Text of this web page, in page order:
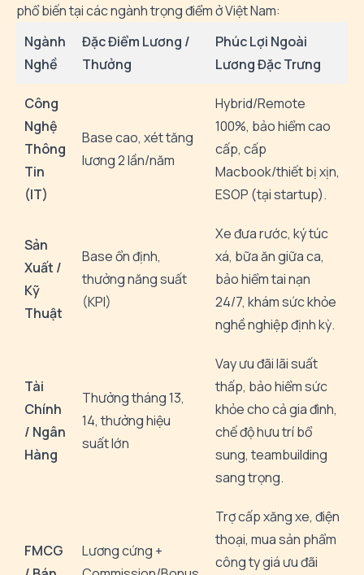
phổ biến tại các ngành trọng điểm ở Việt Nam:
Ngành
Nghề
Đặc Điểm Lương /
Thưởng
Phúc Lợi Ngoài
Lương Đặc Trưng
Công
Nghệ
Thông
Tin
(IT)
Base cao, xét tăng
lương 2 lần/năm
Hybrid/Remote
100%, bảo hiểm cao
cấp, cấp
Macbook/thiết bị xịn,
ESOP (tại startup).
Sản
Xuất /
Kỹ
Thuật
Base ổn định,
thưởng năng suất
(KPI)
Xe đưa rước, ký túc
xá, bữa ăn giữa ca,
bảo hiểm tai nạn
24/7, khám sức khỏe
nghề nghiệp định kỳ.
Tài
Chính
/ Ngân
Hàng
Thưởng tháng 13,
14, thưởng hiệu
suất lớn
Vay ưu đãi lãi suất
thấp, bảo hiểm sức
khỏe cho cả gia đình,
chế độ hưu trí bổ
sung, teambuilding
sang trọng.
FMCG
Lương cứng +
Trợ cấp xăng xe, điện
thoại, mua sản phẩm
công ty giá ưu đãi